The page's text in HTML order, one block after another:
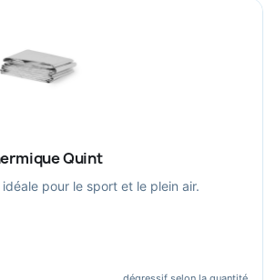
Quint
pour le sport et le plein air.